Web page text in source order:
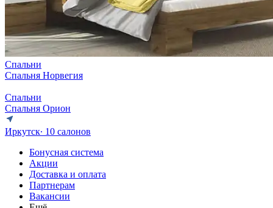
Спальни
Спальня Норвегия
Спальни
Спальня Орион
Иркутск∙ 10 салонов
Бонусная система
Акции
Доставка и оплата
Партнерам
Вакансии